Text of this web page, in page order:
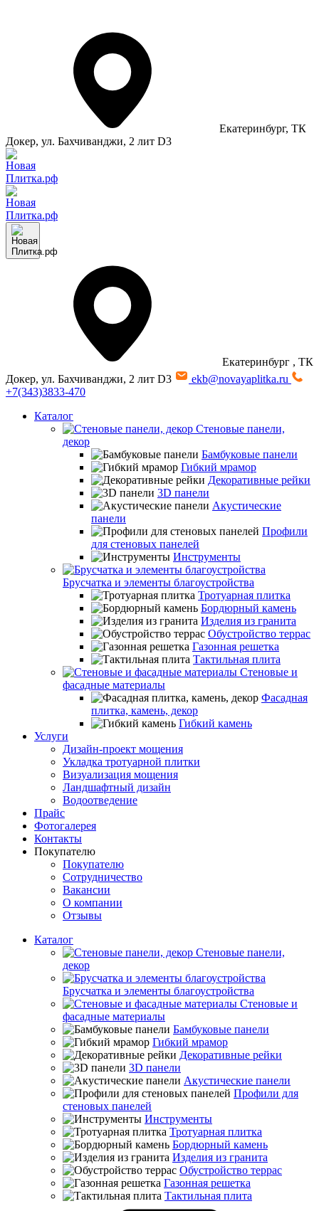
Екатеринбург, ТК
Докер, ул. Бахчиванджи, 2 лит D3
Екатеринбург , ТК
Докер, ул. Бахчиванджи, 2 лит D3
ekb@novayaplitka.ru
+7(343)3833-470
Каталог
Стеновые панели,
декор
Бамбуковые панели
Гибкий мрамор
Декоративные рейки
3D панели
Акустические
панели
Профили
для стеновых панелей
Инструменты
Брусчатка и элементы благоустройства
Тротуарная плитка
Бордюрный камень
Изделия из гранита
Обустройство террас
Газонная решетка
Тактильная плита
Стеновые и
фасадные материалы
Фасадная
плитка, камень, декор
Гибкий камень
Услуги
Дизайн-проект мощения
Укладка тротуарной плитки
Визуализация мощения
Ландшафтный дизайн
Водоотведение
Прайс
Фотогалерея
Контакты
Покупателю
Покупателю
Сотрудничество
Вакансии
О компании
Отзывы
Каталог
Стеновые панели,
декор
Брусчатка и элементы благоустройства
Стеновые и
фасадные материалы
Бамбуковые панели
Гибкий мрамор
Декоративные рейки
3D панели
Акустические панели
Профили для
стеновых панелей
Инструменты
Тротуарная плитка
Бордюрный камень
Изделия из гранита
Обустройство террас
Газонная решетка
Тактильная плита